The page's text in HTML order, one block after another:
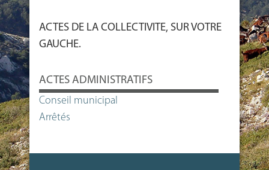
ACTES DE LA COLLECTIVITE, SUR VOTRE
GAUCHE.
ACTES ADMINISTRATIFS
Conseil municipal
Arrêtés